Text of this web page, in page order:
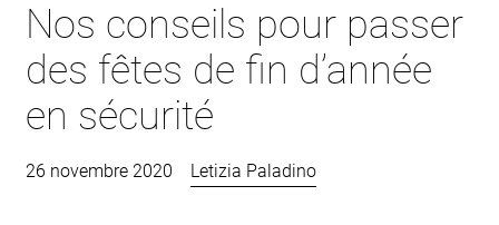
Nos conseils pour passer
des fêtes de fin d’année
en sécurité
26 novembre 2020 Letizia Paladino